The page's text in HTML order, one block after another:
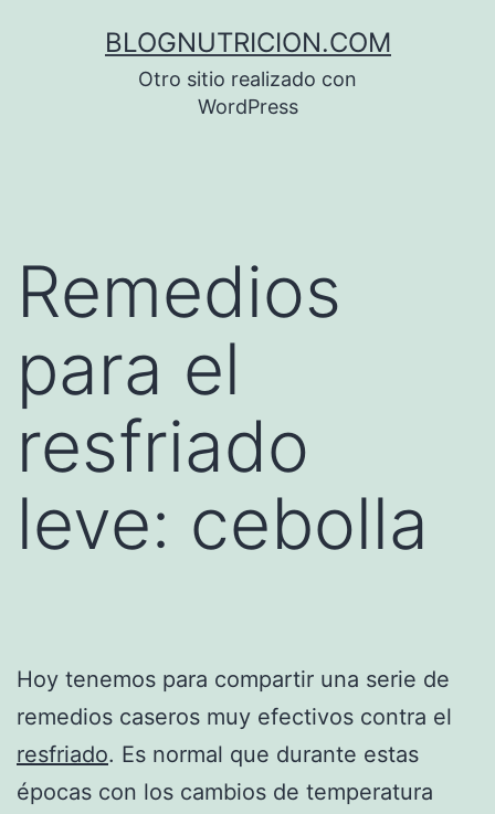
BLOGNUTRICION.COM
Otro sitio realizado con
WordPress
Remedios
para el
resfriado
leve: cebolla
Hoy tenemos para compartir una serie de
remedios caseros muy efectivos contra el
resfriado. Es normal que durante estas
épocas con los cambios de temperatura